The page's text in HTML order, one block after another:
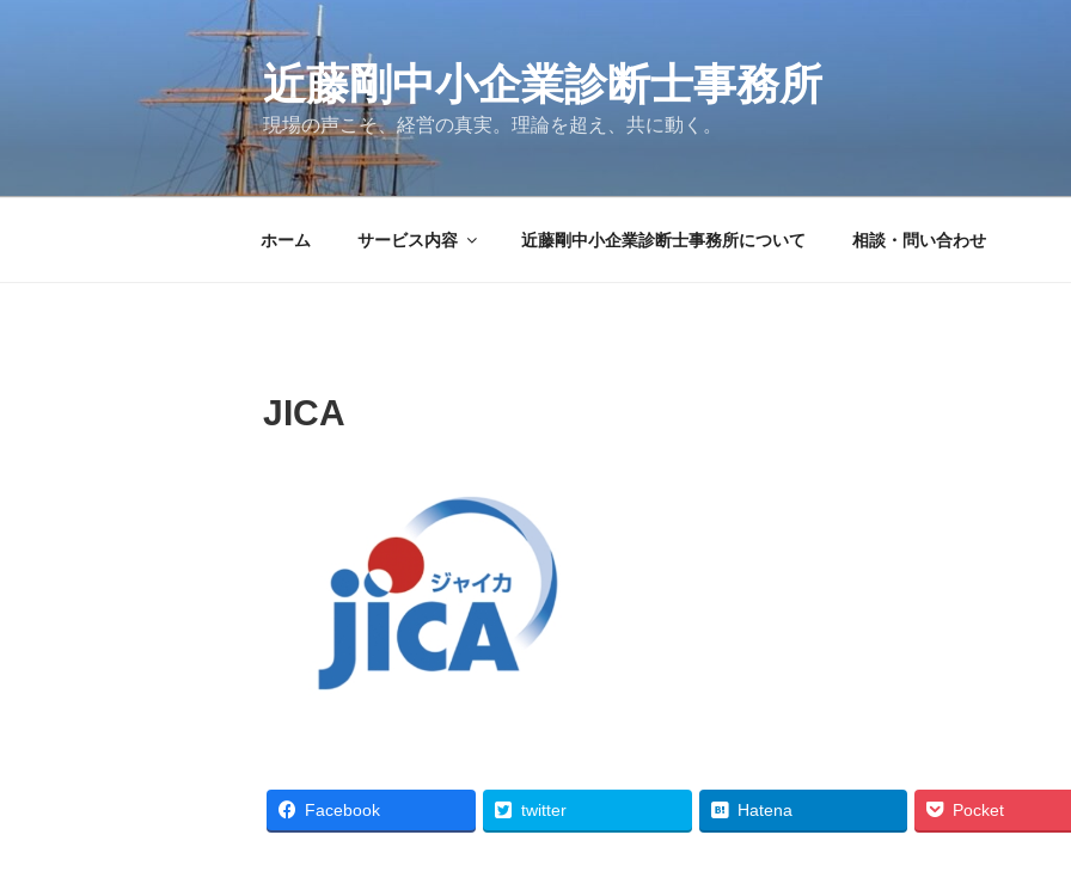
近藤剛中小企業診断士事務所
現場の声こそ、経営の真実。理論を超え、共に動く。
ホーム サービス内容 近藤剛中小企業診断士事務所について 相談・問い合わせ
JICA
Facebook twitter Hatena Pocket